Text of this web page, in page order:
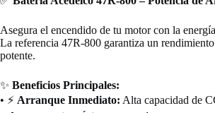
Asegura el encendido de tu motor con la
La referencia 47R-800 garantiza un
potente.
✨ Beneficios Principales:
• ⚡ Arranque Inmediato: Alta capacidad de